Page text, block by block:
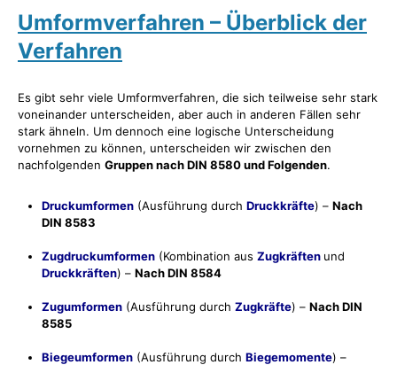
Umformverfahren – Überblick der
Verfahren
Es gibt sehr viele Umformverfahren, die sich teilweise sehr stark
voneinander unterscheiden, aber auch in anderen Fällen sehr
stark ähneln. Um dennoch eine logische Unterscheidung
vornehmen zu können, unterscheiden wir zwischen den
nachfolgenden Gruppen nach DIN 8580 und Folgenden.
Druckumformen (Ausführung durch Druckkräfte) – Nach
DIN 8583
Zugdruckumformen (Kombination aus Zugkräften und
Druckkräften) – Nach DIN 8584
Zugumformen (Ausführung durch Zugkräfte) – Nach DIN
8585
Biegeumformen (Ausführung durch Biegemomente) –